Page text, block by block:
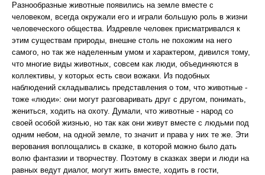
Разнообразные животные появились на земле вместе с
человеком, всегда окружали его и играли большую роль в жизни
человеческого общества. Издревле человек присматривался к
этим существам природы, внешне столь не похожим на него
самого, но так же наделенным умом и характером, дивился тому,
что многие виды животных, совсем как люди, объединяются в
коллективы, у которых есть свои вожаки. Из подобных
наблюдений складывались представления о том, что животные -
тоже «люди»: они могут разговаривать друг с другом, понимать,
жениться, ходить на охоту. Думали, что животные - народ со
своей особой жизнью, но так как они живут вместе с людьми под
одним небом, на одной земле, то значит и права у них те же. Эти
верования воплощались в сказке, в которой можно было дать
волю фантазии и творчеству. Поэтому в сказках звери и люди на
равных ведут диалог, могут жить вместе, ходить в гости,